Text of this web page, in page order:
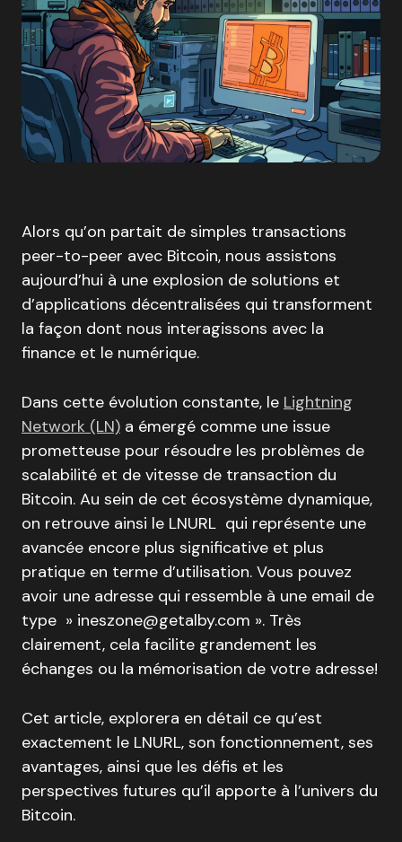
Alors qu’on partait de simples transactions
peer-to-peer avec Bitcoin, nous assistons
aujourd’hui à une explosion de solutions et
d’applications décentralisées qui transforment
la façon dont nous interagissons avec la
finance et le numérique.
Dans cette évolution constante, le Lightning
Network (LN) a émergé comme une issue
prometteuse pour résoudre les problèmes de
scalabilité et de vitesse de transaction du
Bitcoin. Au sein de cet écosystème dynamique,
on retrouve ainsi le LNURL qui représente une
avancée encore plus significative et plus
pratique en terme d’utilisation. Vous pouvez
avoir une adresse qui ressemble à une email de
type » ineszone@getalby.com ». Très
clairement, cela facilite grandement les
échanges ou la mémorisation de votre adresse!
Cet article, explorera en détail ce qu’est
exactement le LNURL, son fonctionnement, ses
avantages, ainsi que les défis et les
perspectives futures qu’il apporte à l’univers du
Bitcoin.